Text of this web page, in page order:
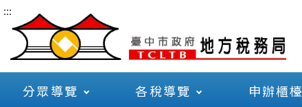
:::
分眾導覽 各稅導覽 申辦櫃檯